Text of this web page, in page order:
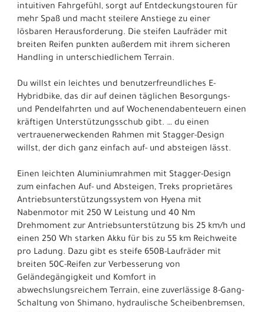
intuitiven Fahrgefühl, sorgt auf Entdeckungstouren für
mehr Spaß und macht steilere Anstiege zu einer
lösbaren Herausforderung. Die steifen Laufräder mit
breiten Reifen punkten außerdem mit ihrem sicheren
Handling in unterschiedlichem Terrain.
Du willst ein leichtes und benutzerfreundliches E-
Hybridbike, das dir auf deinen täglichen Besorgungs-
und Pendelfahrten und auf Wochenendabenteuern einen
kräftigen Unterstützungsschub gibt. … du einen
vertrauenerweckenden Rahmen mit Stagger-Design
willst, der dich ganz einfach auf- und absteigen lässt.
Einen leichten Aluminiumrahmen mit Stagger-Design
zum einfachen Auf- und Absteigen, Treks proprietäres
Antriebsunterstützungssystem von Hyena mit
Nabenmotor mit 250 W Leistung und 40 Nm
Drehmoment zur Antriebsunterstützung bis 25 km/h und
einen 250 Wh starken Akku für bis zu 55 km Reichweite
pro Ladung. Dazu gibt es steife 650B-Laufräder mit
breiten 50C-Reifen zur Verbesserung von
Geländegängigkeit und Komfort in
abwechslungsreichem Terrain, eine zuverlässige 8-Gang-
Schaltung von Shimano, hydraulische Scheibenbremsen,